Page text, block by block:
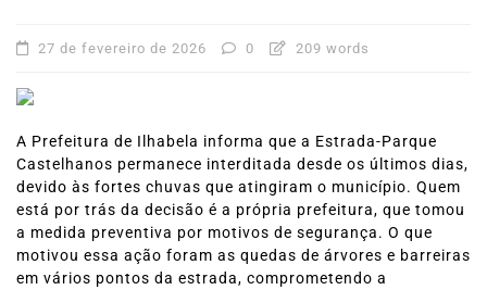
27 de fevereiro de 2026 0 209 words
A Prefeitura de Ilhabela informa que a Estrada-Parque
Castelhanos permanece interditada desde os últimos dias,
devido às fortes chuvas que atingiram o município. Quem
está por trás da decisão é a própria prefeitura, que tomou
a medida preventiva por motivos de segurança. O que
motivou essa ação foram as quedas de árvores e barreiras
em vários pontos da estrada, comprometendo a